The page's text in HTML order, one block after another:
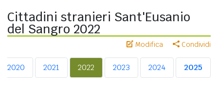
Cittadini stranieri Sant'Eusanio
del Sangro 2022
Modifica Condividi
2020 2021 2022 2023 2024 2025